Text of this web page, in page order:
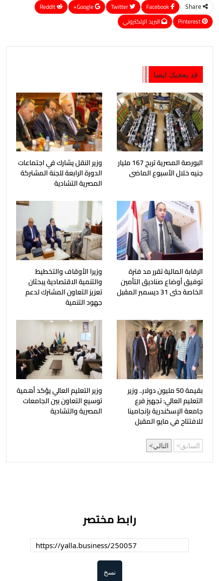
Share
Google+
ReddIt
Pinterest
البريد الإلكتروني
قد يعجبك ايضا
البورصة المصرية تربح 167 مليار
جنيه خلال الأسبوع الماضى
وزير النقل يشارك في اجتماعات
الدورة الرابعة للجنة المشتركة
المصرية التشادية
الرقابة المالية تقرر مد فترة
توفيق أوضاع صناديق التأمين
الخاصة حتى 31 ديسمبر المقبل
وزيرا الأوقاف والتخطيط
والتنمية الاقتصادية يبحثان
تعزيز التعاون المشترك لدعم
جهود التنمية
بقيمة 50 مليون دولار.. وزير
التعليم العالي: تجهيز فرع
جامعة الإسكندرية بإنجامينا
للافتتاح في مايو المقبل
وزير التعليم العالي يؤكد أهمية
توسيع التعاون بين الجامعات
المصرية والتشادية
السابق التالي
رابط مختصر
نسخ